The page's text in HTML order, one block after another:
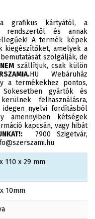
grafikus kártyától, a
rendszertől és annak
A termék képek
kiegészítőket, amelyek a
szolgálják, de
NEM szállítjuk, csak külön
HU Webáruház
a termékekhez pontos,
gyártók és
felhasználásra,
idegen nyelvi fordításból
amennyiben kétségek
kapcsán, vagy hibát
7900 Szigetvár,
110 x 29 mm
10mm